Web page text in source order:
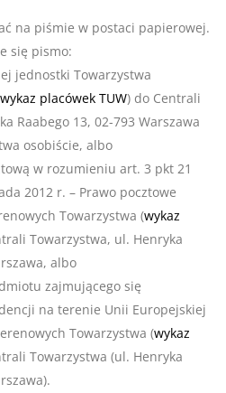
na piśmie w postaci papierowej.
się pismo:
jednostki Towarzystwa
wykaz placówek TUW) do Centrali
Raabego 13, 02-793 Warszawa
osobiście, albo
w rozumieniu art. 3 pkt 21
2012 r. – Prawo pocztowe
Towarzystwa (wykaz
Towarzystwa, ul. Henryka
albo
zajmującego się
na terenie Unii Europejskiej
Towarzystwa (wykaz
Towarzystwa (ul. Henryka